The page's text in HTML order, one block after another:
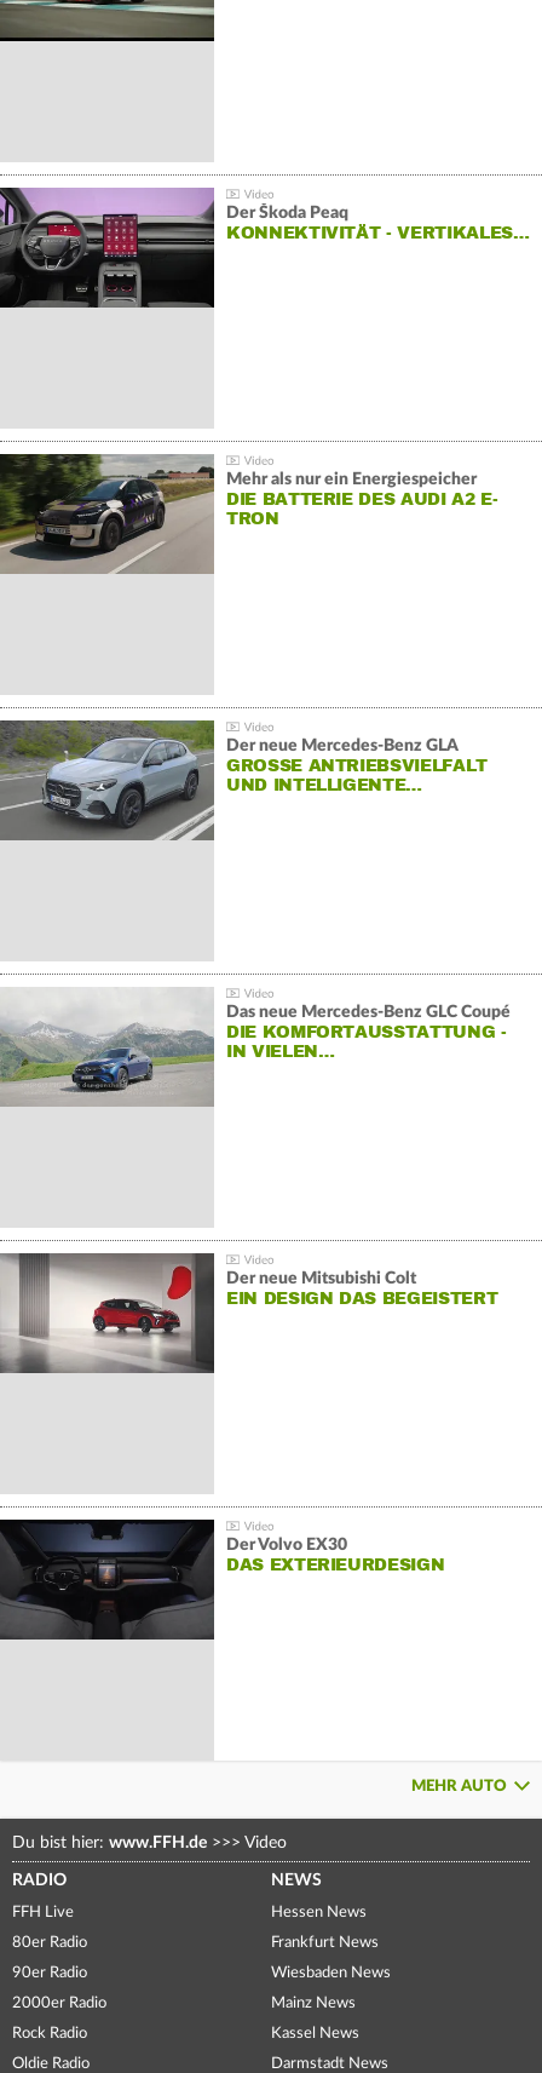
Der Škoda Peaq
KONNEKTIVITÄT - VERTIKALES…
Mehr als nur ein Energiespeicher
DIE BATTERIE DES AUDI A2 E-
TRON
Der neue Mercedes-Benz GLA
GROSSE ANTRIEBSVIELFALT U
ND INTELLIGENTE…
Das neue Mercedes-Benz GLC Coupé
DIE KOMFORTAUSSTATTUNG -
IN VIELEN…
Der neue Mitsubishi Colt
EIN DESIGN DAS BEGEISTERT
Der Volvo EX30
DAS EXTERIEURDESIGN
MEHR AUTO
Du bist hier: www.FFH.de >>> Video
RADIO
FFH Live
80er Radio
90er Radio
2000er Radio
Rock Radio
Oldie Radio
NEWS
Hessen News
Frankfurt News
Wiesbaden News
Mainz News
Kassel News
Darmstadt News